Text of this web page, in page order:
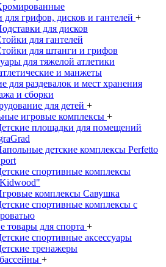
для грифов, дисков и гантелей +
для дисков
для гантелей
для штанги и грифов
для тяжелой атлетики
и манжеты
для раздевалок и мест хранения
и сборки
для детей +
игровые комплексы +
площадки для помещений
детские комплексы Perfetto
спортивные комплексы
комплексы Савушка
спортивные комплексы с
товары для спорта +
спортивные aксессуары
тренажеры
+